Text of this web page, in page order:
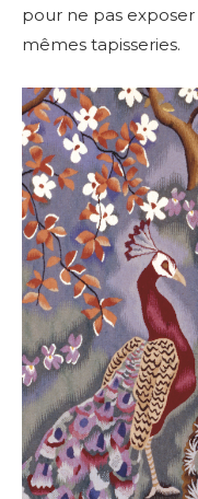
pour ne pas
mêmes tapisseries.